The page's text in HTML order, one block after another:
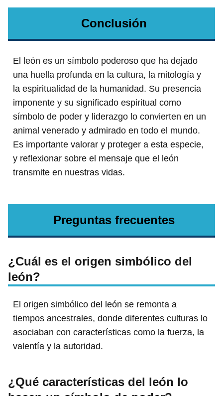
Conclusión
El león es un símbolo poderoso que ha dejado
una huella profunda en la cultura, la mitología y
la espiritualidad de la humanidad. Su presencia
imponente y su significado espiritual como
símbolo de poder y liderazgo lo convierten en un
animal venerado y admirado en todo el mundo.
Es importante valorar y proteger a esta especie,
y reflexionar sobre el mensaje que el león
transmite en nuestras vidas.
Preguntas frecuentes
¿Cuál es el origen simbólico del
león?
El origen simbólico del león se remonta a
tiempos ancestrales, donde diferentes culturas lo
asociaban con características como la fuerza, la
valentía y la autoridad.
¿Qué características del león lo